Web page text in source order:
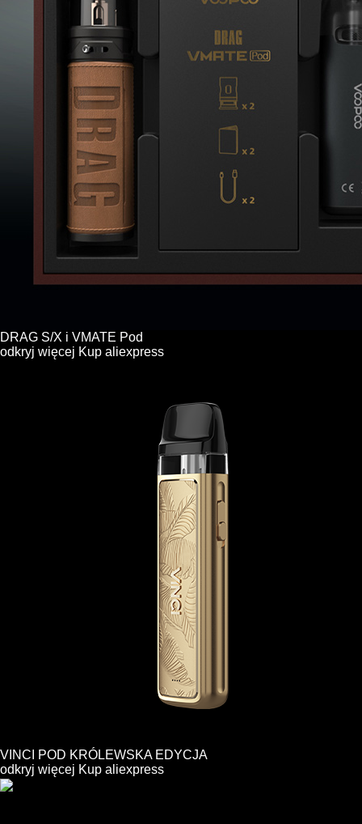
DRAG S/X i VMATE Pod
odkryj więcej Kup aliexpress
VINCI POD KRÓLEWSKA EDYCJA
odkryj więcej Kup aliexpress